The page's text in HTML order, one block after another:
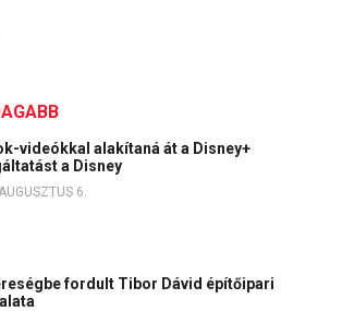
videókkal alakítaná át a Disney+
a Disney
6.
fordult Tibor Dávid építőipari